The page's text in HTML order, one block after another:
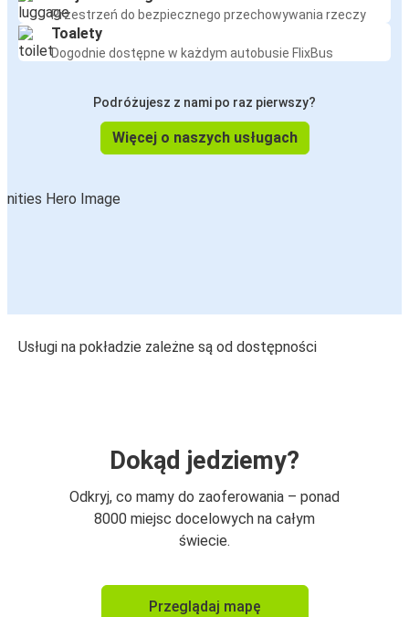
Przestrzeń do bezpiecznego przechowywania rzeczy
Toalety
Dogodnie dostępne w każdym autobusie FlixBus
Podróżujesz z nami po raz pierwszy?
Więcej o naszych usługach
Usługi na pokładzie zależne są od dostępności
Dokąd jedziemy?
Odkryj, co mamy do zaoferowania – ponad
8000 miejsc docelowych na całym
świecie.
Przeglądaj mapę